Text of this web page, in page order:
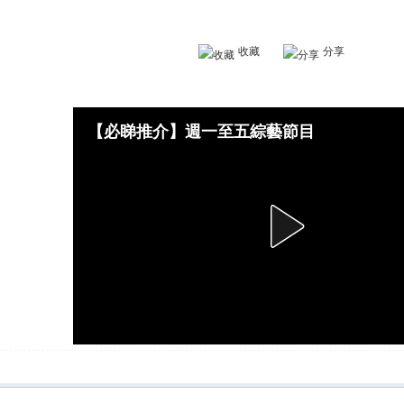
收藏 分享
【必睇推介】週一至五綜藝節目